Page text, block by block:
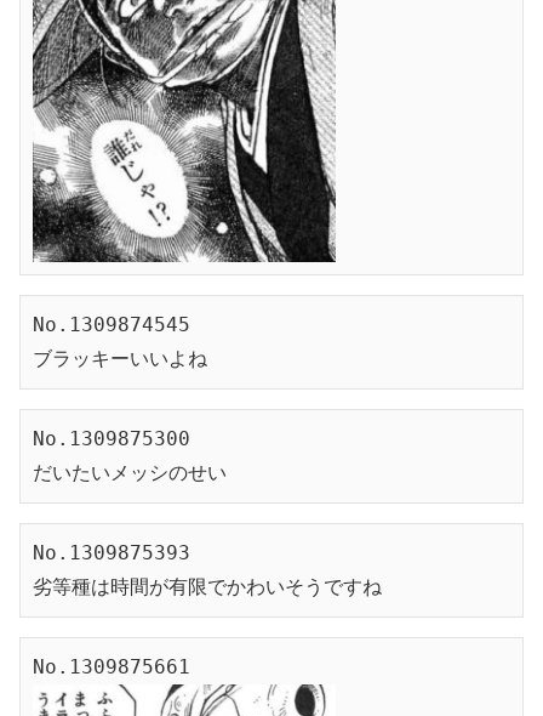
No.1309874545
ブラッキーいいよね
No.1309875300
だいたいメッシのせい
No.1309875393
劣等種は時間が有限でかわいそうですね
No.1309875661